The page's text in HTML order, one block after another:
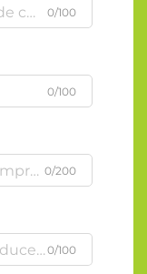
0/100
0/100
0/200
0/100